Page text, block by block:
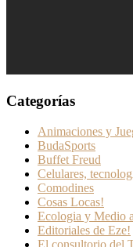
Categorías
Animaciones y
BudaSports
Buffet Freud
Celulares,
Comodines
Cosas Locas!
Ecologia y Medio
Editoriales de Eze!
El consultorio del